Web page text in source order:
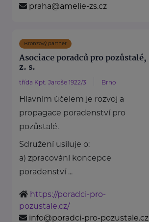
praha@amelie-zs.cz
Bronzový partner
Asociace poradců pro pozůstalé,
z. s.
třída Kpt. Jaroše 1922/3 Brno
Hlavním účelem je rozvoj a
propagace poradenství pro
pozůstalé.
Sdružení usiluje o:
a) zpracování koncepce
poradenství ...
https://poradci-pro-
pozustale.cz/
info@poradci-pro-pozustale.cz